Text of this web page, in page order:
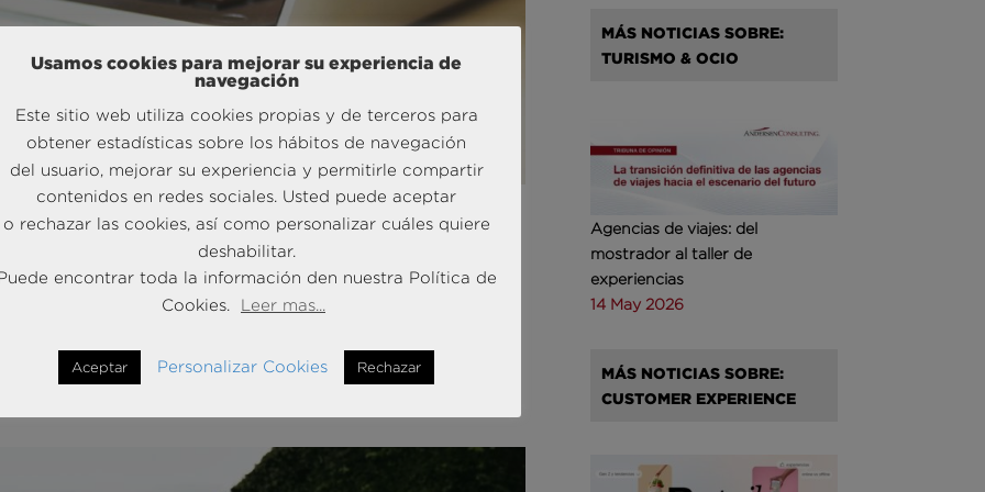
en viajes de los españoles
BRAINTRUST, líder en el sector turístico, ha emitido un nuevo
en viajes de los españoles, gracias a una nueva oleada de su
MÁS NOTICIAS SOBRE:
TURISMO & OCIO
Agencias de viajes: del
mostrador al taller de
experiencias
14 May 2026
MÁS NOTICIAS SOBRE:
CUSTOMER EXPERIENCE
Usamos cookies para mejorar su experiencia de
navegación
Este sitio web utiliza cookies propias y de terceros para
obtener estadísticas sobre los hábitos de navegación
del usuario, mejorar su experiencia y permitirle compartir
contenidos en redes sociales. Usted puede aceptar
o rechazar las cookies, así como personalizar cuáles quiere
deshabilitar.
encontrar toda la información den nuestra Política de
Cookies.
Leer mas...
Aceptar Personalizar Cookies Rechazar